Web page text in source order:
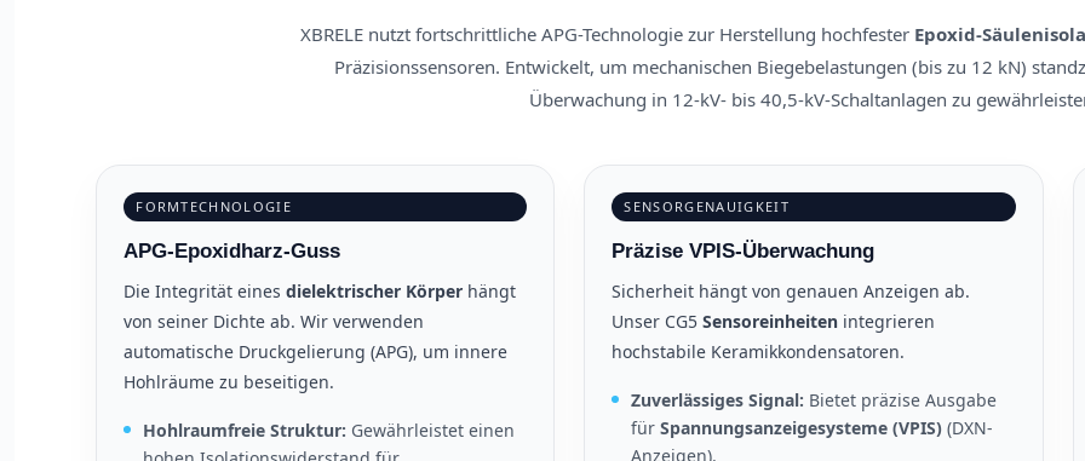
XBRELE nutzt fortschrittliche APG-Technologie zur Herstellung hochfester Epoxid-
Präzisionssensoren. Entwickelt, um mechanischen Biegebelastungen (bis zu 12 kN)
Überwachung in 12-kV- bis 40,5-kV-Schaltanlagen zu
FORMTECHNOLOGIE
APG-Epoxidharz-Guss
Die Integrität einesdielektrischer Körper hängt
von seiner Dichte ab. Wir verwenden
automatische Druckgelierung (APG), um innere
Hohlräume zu beseitigen.
Hohlraumfreie Struktur: Gewährleistet einen
SENSORGENAUIGKEIT
Präzise VPIS-Überwachung
Sicherheit hängt von genauen Anzeigen ab.
Unser CG5Sensoreinheiten integrieren
hochstabile Keramikkondensatoren.
Zuverlässiges Signal: Bietet präzise Ausgabe
fürSpannungsanzeigesysteme (VPIS) (DXN-
Anzeigen).